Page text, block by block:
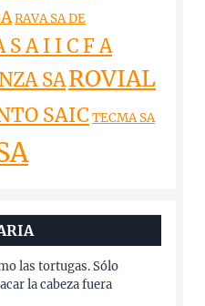
RAVA SA DE
S A I I C F A
SAROVIAL
SAIC TECMA SA
las tortugas. Sólo
la cabeza fuera